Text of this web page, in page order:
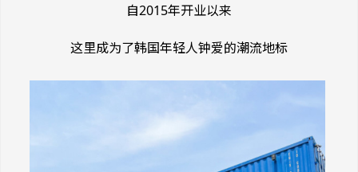
自2015年开业以来
这里成为了韩国年轻人钟爱的潮流地标